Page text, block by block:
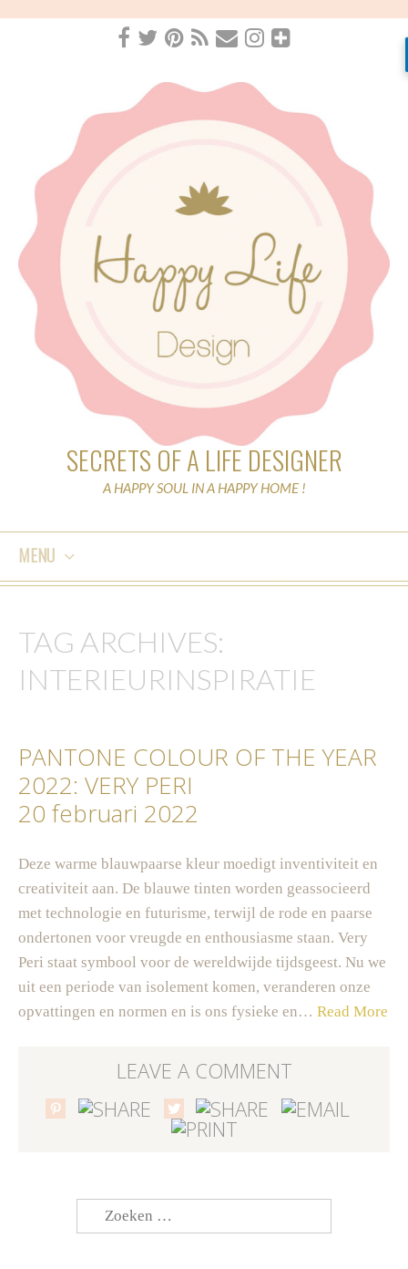
SECRETS OF A LIFE DESIGNER
A HAPPY SOUL IN A HAPPY HOME !
MENU
CONTENT
TAG ARCHIVES:
INTERIEURINSPIRATIE
PANTONE COLOUR OF THE YEAR
2022: VERY PERI
20 februari 2022
Deze warme blauwpaarse kleur moedigt inventiviteit en
creativiteit aan. De blauwe tinten worden geassocieerd
met technologie en futurisme, terwijl de rode en paarse
ondertonen voor vreugde en enthousiasme staan. Very
Peri staat symbool voor de wereldwijde tijdsgeest. Nu we
uit een periode van isolement komen, veranderen onze
opvattingen en normen en is ons fysieke en… Read More
LEAVE A COMMENT
Zoeken
naar: